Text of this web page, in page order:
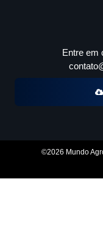
Entre em
©2026 Mundo